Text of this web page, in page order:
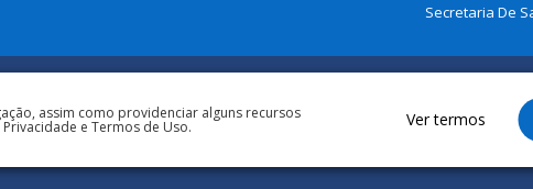
Secretaria De
Todos os direitos reservados à Prefeitura Municipal de São
assim como providenciar alguns recursos
e Termos de Uso. Ver termos